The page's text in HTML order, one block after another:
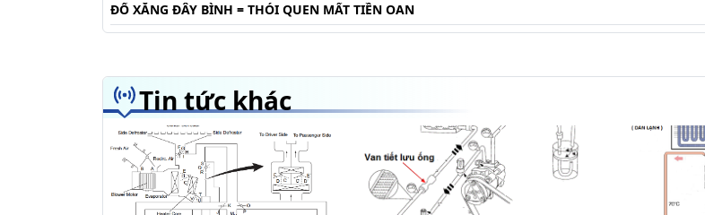
ĐỔ XĂNG ĐÂY BÌNH = THÓI QUEN MẤT TIỀN OAN
Tin tức khác